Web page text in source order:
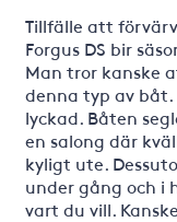
Tillfälle att
Forgus DS bir
Man tror kanske
denna typ av båt.
lyckad. Båten
en salong där
kyligt ute.
under gång och i
vart du vill.